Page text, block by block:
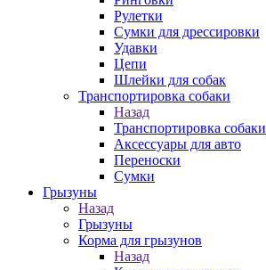
Рулетки
Сумки для дрессировки
Удавки
Цепи
Шлейки для собак
Транспортировка собаки
Назад
Транспортировка собаки
Аксессуары для авто
Переноски
Сумки
Грызуны
Назад
Грызуны
Корма для грызунов
Назад